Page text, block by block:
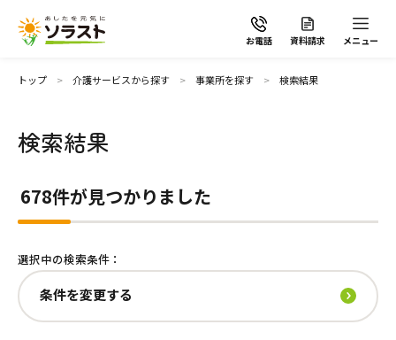
お電話 資料請求 メニュー
介護サービスから探す
地域から探す
トップ 介護サービスから探す 事業所を探す 検索結果
検索結果
678件が見つかりました
選択中の検索条件：
条件を変更する
条件を変更する
施設で暮らす
空室ありの施設のみ表示する